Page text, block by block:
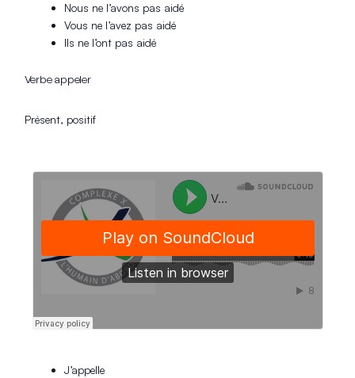
Nous ne l’avons pas aidé
Vous ne l’avez pas aidé
Ils ne l’ont pas aidé
Verbe appeler
Présent, positif
J’appelle